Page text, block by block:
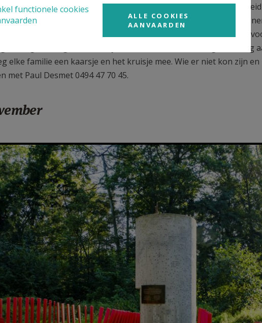
door het kerkkoor, gedirigeerd door Arnaud Devos en
Danny gingen voor. Koster Paul had de kruisjes van de
tussen de chrysanten. De namen van de overledenen werden
kregen een gedenkkaartje met die namen. Pr. Bart gaf duiding
elke familie een kaarsje en het kruisje mee. Wie er niet kon zijn
met Paul Desmet 0494 47 70 45.
functionele cookies
ALLE COOKIES
AANVAARDEN